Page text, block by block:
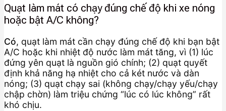
Quạt làm mát có chạy đúng chế độ khi xe nóng
hoặc bật A/C không?
Có, quạt làm mát cần chạy đúng chế độ khi bạn bật
A/C hoặc khi nhiệt độ nước làm mát tăng, vì (1) lúc
đứng yên quạt là nguồn gió chính; (2) quạt quyết
định khả năng hạ nhiệt cho cả két nước và dàn
nóng; (3) quạt chạy sai (không chạy/chạy yếu/chạy
chập chờn) làm triệu chứng “lúc có lúc không” rất
khó chịu.